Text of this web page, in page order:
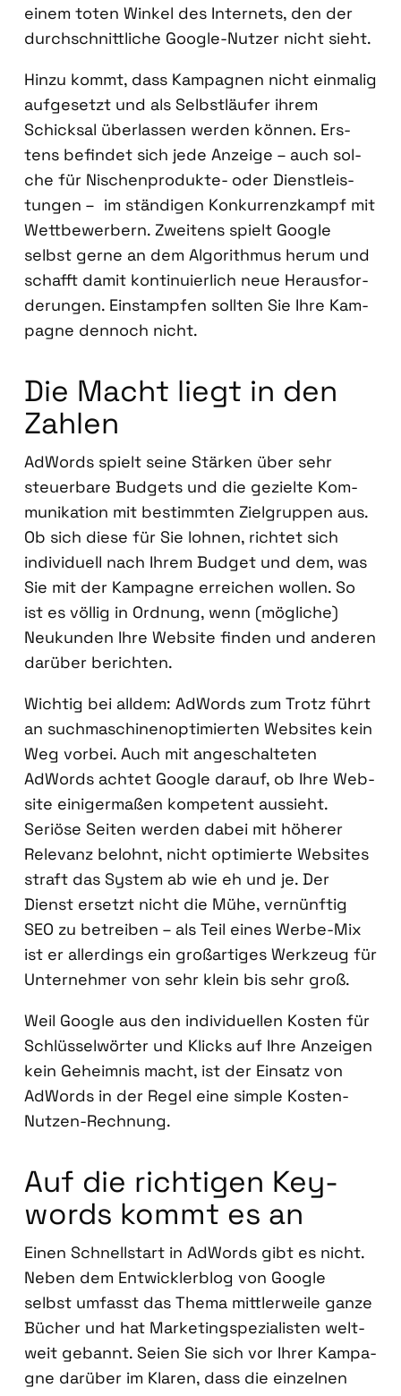
einem toten Win­kel des Inter­nets, den der
durch­schnitt­li­che Goog­le-Nut­zer nicht sieht.
Hin­zu kommt, dass Kam­pa­gnen nicht ein­ma­lig
auf­ge­setzt und als Selbst­läu­fer ihrem
Schick­sal über­las­sen wer­den kön­nen. Ers­
tens befin­det sich jede Anzei­ge – auch sol­
che für Nischen­pro­duk­te- oder Dienst­leis­
tun­gen – im stän­di­gen Kon­kur­renz­kampf mit
Wett­be­wer­bern. Zwei­tens spielt Goog­le
selbst ger­ne an dem Algo­rith­mus her­um und
schafft damit kon­ti­nu­ier­lich neue Her­aus­for­
de­run­gen. Ein­stamp­fen soll­ten Sie Ihre Kam­
pa­gne den­noch nicht.
Die Macht liegt in den
Zah­len
AdWords spielt sei­ne Stär­ken über sehr
steu­er­ba­re Bud­gets und die geziel­te Kom­
mu­ni­ka­ti­on mit bestimm­ten Ziel­grup­pen aus.
Ob sich die­se für Sie loh­nen, rich­tet sich
indi­vi­du­ell nach Ihrem Bud­get und dem, was
Sie mit der Kam­pa­gne errei­chen wol­len. So
ist es völ­lig in Ord­nung, wenn (mög­li­che)
Neu­kun­den Ihre Web­site fin­den und ande­ren
dar­über berich­ten.
Wich­tig bei all­dem: AdWords zum Trotz führt
an such­ma­schi­nen­op­ti­mier­ten Web­sites kein
Weg vor­bei. Auch mit ange­schal­te­ten
AdWords ach­tet Goog­le dar­auf, ob Ihre Web­
site eini­ger­ma­ßen kom­pe­tent aus­sieht.
Seriö­se Sei­ten wer­den dabei mit höhe­rer
Rele­vanz belohnt, nicht opti­mier­te Web­sites
straft das Sys­tem ab wie eh und je. Der
Dienst ersetzt nicht die Mühe, ver­nünf­tig
SEO zu betrei­ben – als Teil eines Wer­be-Mix
ist er aller­dings ein groß­ar­ti­ges Werk­zeug für
Unter­neh­mer von sehr klein bis sehr groß.
Weil Goog­le aus den indi­vi­du­el­len Kos­ten für
Schlüs­sel­wör­ter und Klicks auf Ihre Anzei­gen
kein Geheim­nis macht, ist der Ein­satz von
AdWords in der Regel eine simp­le Kos­ten-
Nut­zen-Rech­nung.
Auf die rich­ti­gen Key­
words kommt es an
Einen Schnell­start in AdWords gibt es nicht.
Neben dem Ent­wick­ler­blog von Goog­le
selbst umfasst das The­ma mitt­ler­wei­le gan­ze
Bücher und hat Mar­ke­ting­spe­zia­lis­ten welt­
weit gebannt. Sei­en Sie sich vor Ihrer Kam­pa­
gne dar­über im Kla­ren, dass die ein­zel­nen